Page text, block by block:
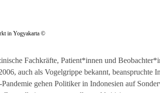
in Yogyakarta ©
Fachkräfte, Patient*innen und
auch als Vogelgrippe bekannt, beanspruchte
gehen Politiker in Indonesien auf